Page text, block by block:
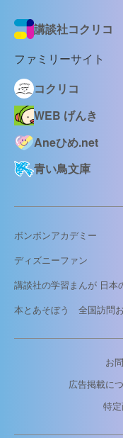
講談社コクリコ
ファミリーサイト
コクリコ
WEB げんき
Aneひめ.net
青い鳥文庫
ボンボンアカデミー
ディズニーファン
講談社の学習まんが 日本
本とあそぼう 全国訪問
お
広告掲載に
特